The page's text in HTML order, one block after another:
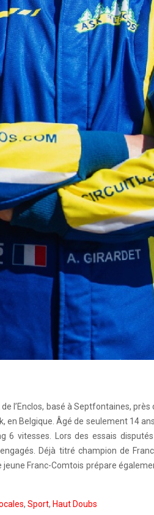
de l’Enclos, basé à Septfontaines,
en Belgique. Âgé de seulement 14
6 vitesses. Lors des essais
Déjà titré champion de
Franc-Comtois prépare
, Sport, Haut Doubs